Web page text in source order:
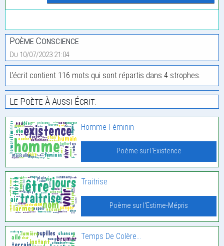
Poème Conscience
Du 10/07/2023 21:04
L'écrit contient 116 mots qui sont répartis dans 4 strophes.
Le Poète À Aussi Écrit:
Homme Féminin
Poème sur l'Existence
Traitrise
Poème sur l'Estime-Mépris
Temps De Colère…